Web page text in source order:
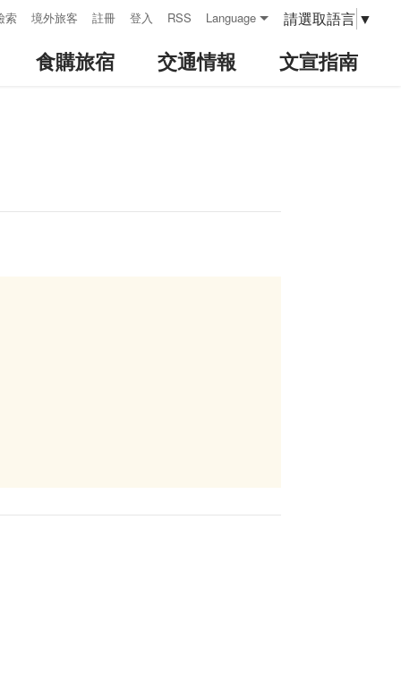
索 境外旅客 註冊 登入 RSS Language 請選取語言 ▼
食購旅宿 交通情報 文宣指南